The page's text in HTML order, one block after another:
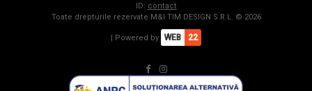
ID: contact
Toate drepturile rezervate M&I TIM DESIGN S.R.L. © 2026
| Powered by WEB 22